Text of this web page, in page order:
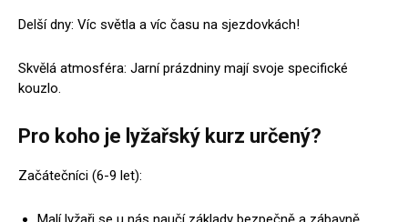
Delší dny: Víc světla a víc času na sjezdovkách!
Skvělá atmosféra: Jarní prázdniny mají svoje specifické
kouzlo.
Pro koho je lyžařský kurz určený?
Začátečníci (6-9 let):